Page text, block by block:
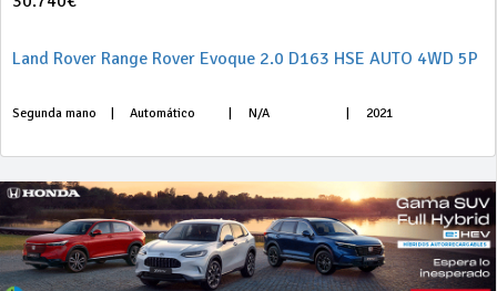
Land Rover Range Rover Evoque 2.0 D163 HSE AUTO 4WD 5P
Segunda mano Automático N/A 2021